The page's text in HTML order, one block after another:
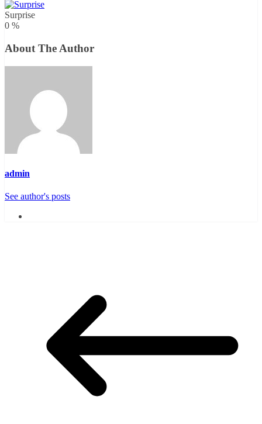
Surprise
0 %
About The Author
admin
See author's posts